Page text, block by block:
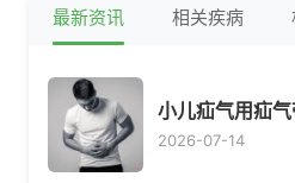
最新资讯 相关疾病
小儿疝气用疝
2026-07-14